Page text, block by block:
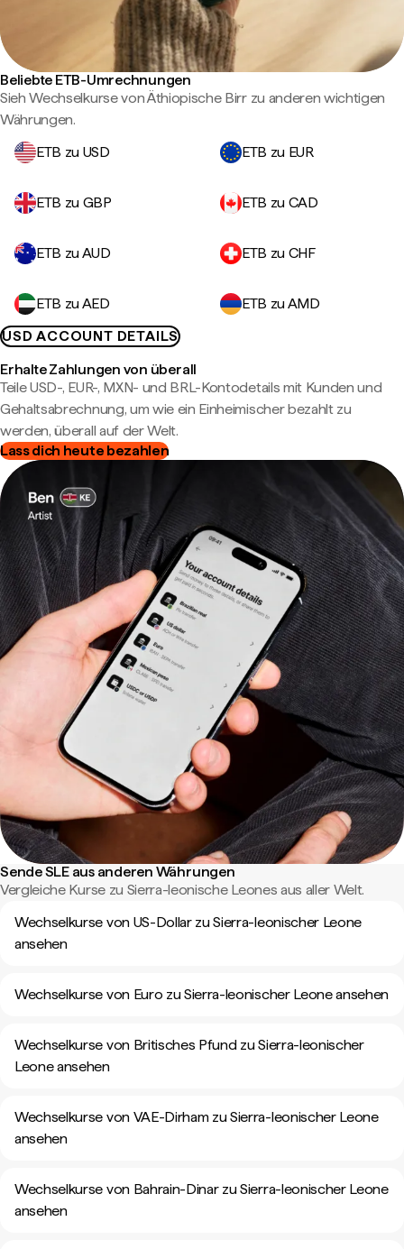
Beliebte ETB-Umrechnungen
Sieh Wechselkurse von Äthiopische Birr zu anderen wichtigen
Währungen.
ETB zu USD
ETB zu EUR
ETB zu GBP ETB zu CAD
ETB zu AUD ETB zu CHF
ETB zu AED
ETB zu AMD
USD ACCOUNT DETAILS
Erhalte Zahlungen von überall
Teile USD-, EUR-, MXN- und BRL-Kontodetails mit Kunden und
Gehaltsabrechnung, um wie ein Einheimischer bezahlt zu
werden, überall auf der Welt.
Lass dich heute bezahlen
Sende SLE aus anderen Währungen
Vergleiche Kurse zu Sierra-leonische Leones aus aller Welt.
Wechselkurse von US-Dollar zu Sierra-leonischer Leone
ansehen
Wechselkurse von Euro zu Sierra-leonischer Leone ansehen
Wechselkurse von Britisches Pfund zu Sierra-leonischer
Leone ansehen
Wechselkurse von VAE-Dirham zu Sierra-leonischer Leone
ansehen
Wechselkurse von Bahrain-Dinar zu Sierra-leonischer Leone
ansehen